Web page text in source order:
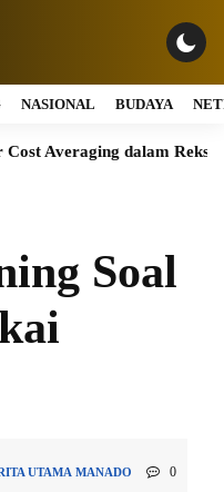
NASIONAL BUDAYA
dalam Reksa
Soal
UTAMA MANADO 0